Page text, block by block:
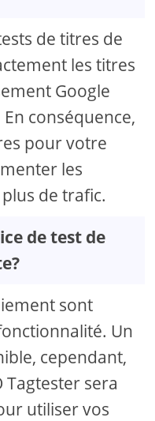
de titres de
les titres
Google
conséquence,
pour votre
les
de trafic.
de test de
sont
Un
cependant,
Tagtester sera
utiliser vos